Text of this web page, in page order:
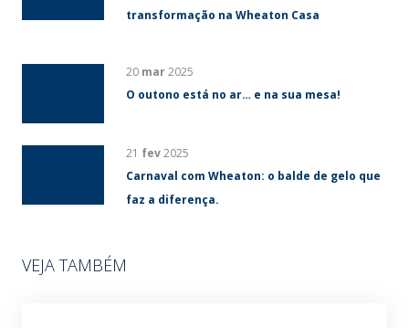
transformação na Wheaton Casa
20 mar2025
O outono está no ar… e na sua mesa!
21 fev2025
Carnaval com Wheaton: o balde de gelo que
faz a diferença.
VEJA TAMBÉM